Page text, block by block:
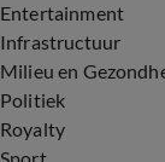
Entertainment
Infrastructuur
Milieu en
Politiek
Royalty